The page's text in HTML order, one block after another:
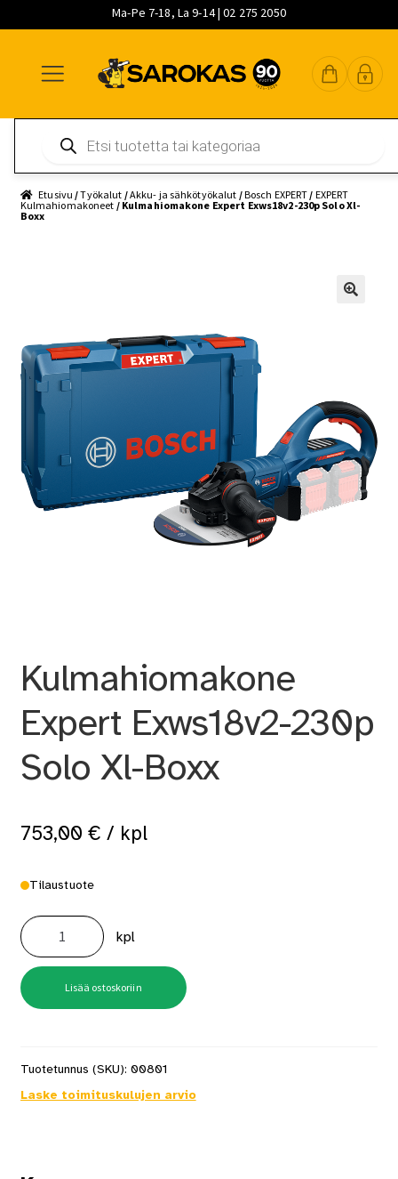
Ma-Pe 7-18, La 9-14 | 02 275 2050
navigointiin
sisältöön
pääsisältöön
search
Etusivu /Työkalut /Akku- ja sähkötyökalut /Bosch EXPERT / EXPERT
Kulmahiomakoneet / Kulmahiomakone Expert Exws18v2-230p Solo Xl-
Boxx
Kulmahiomakone
Expert Exws18v2-230p
Solo Xl-Boxx
753,00 € / kpl
Tilaustuote
Kulmahiomakone
Expert
Exws18v2-
230p
Solo
Xl-
Boxx
määrä
kpl
Lisää ostoskoriin
Tuotetunnus (SKU): 00801
Laske toimituskulujen arvio